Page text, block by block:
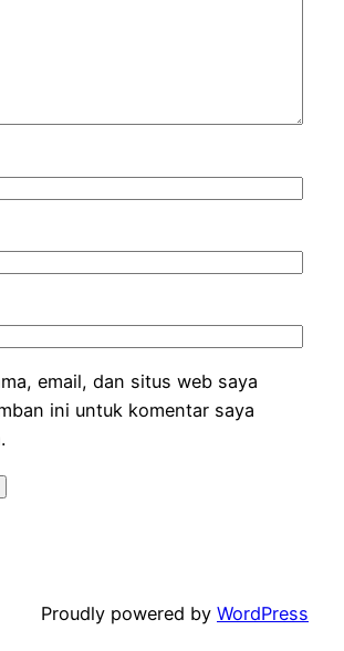
email, dan situs web saya
ini untuk komentar saya
Proudly powered by WordPress